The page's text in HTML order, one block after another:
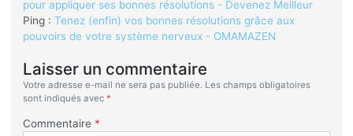
pour appliquer ses bonnes résolutions - Devenez Meilleur
Ping : Tenez (enfin) vos bonnes résolutions grâce aux
pouvoirs de votre système nerveux - OMAMAZEN
Laisser un commentaire
Votre adresse e-mail ne sera pas publiée. Les champs obligatoires
sont indiqués avec *
Commentaire *